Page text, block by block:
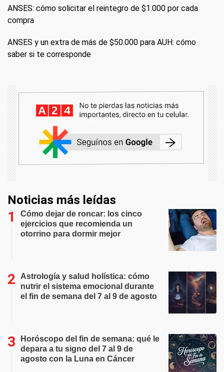
ANSES: cómo solicitar el reintegro de $1.000 por cada
compra
ANSES y un extra de más de $50.000 para AUH: cómo
saber si te corresponde
Noticias más leídas
Cómo dejar de roncar: los cinco
ejercicios que recomienda un
otorrino para dormir mejor
Astrología y salud holística: cómo
nutrir el sistema emocional durante
el fin de semana del 7 al 9 de agosto
Horóscopo del fin de semana: qué le
depara a tu signo del 7 al 9 de
agosto con la Luna en Cáncer